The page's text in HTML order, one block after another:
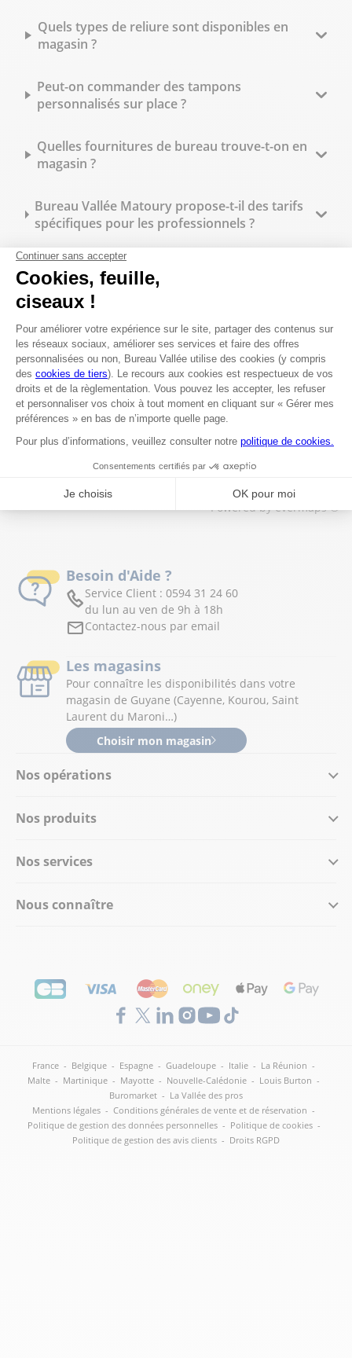
Quels types de reliure sont disponibles en
magasin ?
Peut-on commander des tampons
personnalisés sur place ?
Quelles fournitures de bureau trouve-t-on en
magasin ?
Bureau Vallée Matoury propose-t-il des tarifs
spécifiques pour les professionnels ?
Quels sont les horaires d'ouverture du
magasin Bureau Vallée à Matoury ?
Est-il possible de commander en ligne et de
retirer sa commande en magasin à Matoury ?
Les magasins Bureau Vallée dans les villes à proximité
Trouver un magasin Bureau Vallée
Powered byevermaps ©
Nos opérations
Nos produits
Nos services
Nous connaître
Besoin d'Aide ?
Service Client : 0594 31 24 60
du lun au ven de 9h à 18h
Contactez-nous par email
Les magasins
Pour connaître les disponibilités dans votre
magasin de Guyane (Cayenne, Kourou, Saint
Laurent du Maroni…)
Choisir mon magasin
France - Belgique - Espagne - Guadeloupe - Italie - La Réunion -
Malte - Martinique - Mayotte - Nouvelle-Calédonie - Louis Burton -
Buromarket - La Vallée des pros
Mentions légales - Conditions générales de vente et de réservation -
Politique de gestion des données personnelles - Politique de cookies -
Politique de gestion des avis clients - Droits RGPD